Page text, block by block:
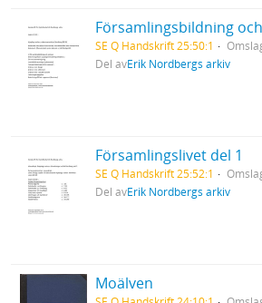
Församlingsbildning
SE Q Handskrift 25:50:1
Del avErik Nordbergs arkiv
Församlingslivet del 1
SE Q Handskrift 25:52:1
Del avErik Nordbergs arkiv
Moälven